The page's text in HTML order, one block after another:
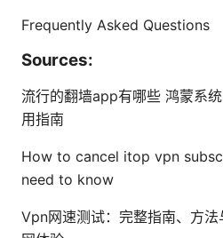
Frequently Asked Questions
Sources:
流行的翻墙app有哪些 鸿蒙系
用指南
How to cancel itop vpn
need to know
Vpn网速测试：完整指南、方